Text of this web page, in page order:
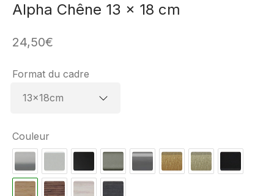
Alpha Chêne 13 x 18 cm
24,50€
Format du cadre
Couleur